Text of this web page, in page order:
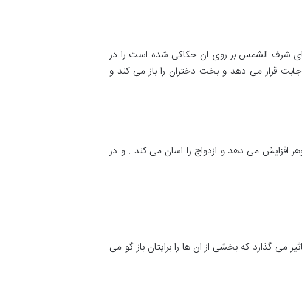
شرف الشمس بر روی ان حکاکی شده است را در
قرار می دهد و بخت دختران را باز می کند و
می دهد و ازدواج را اسان می کند . و در
گذارد که بخشی از ان ها را برایتان باز گو می